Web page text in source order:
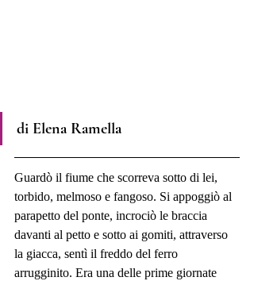
di Elena Ramella
Guardò il fiume che scorreva sotto di lei,
torbido, melmoso e fangoso. Si appoggiò al
parapetto del ponte, incrociò le braccia
davanti al petto e sotto ai gomiti, attraverso
la giacca, sentì il freddo del ferro
arrugginito. Era una delle prime giornate